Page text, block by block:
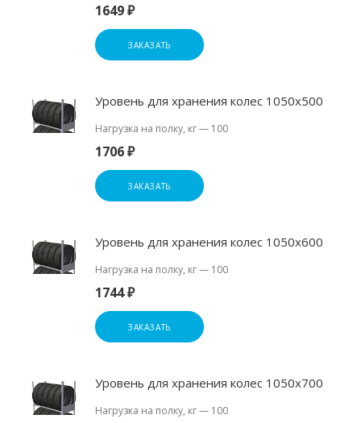
1649 ₽
ЗАКАЗАТЬ
Уровень для хранения колес 1050х500
Нагрузка на полку, кг— 100
1706 ₽
ЗАКАЗАТЬ
Уровень для хранения колес 1050х600
Нагрузка на полку, кг— 100
1744 ₽
ЗАКАЗАТЬ
Уровень для хранения колес 1050х700
Нагрузка на полку, кг— 100